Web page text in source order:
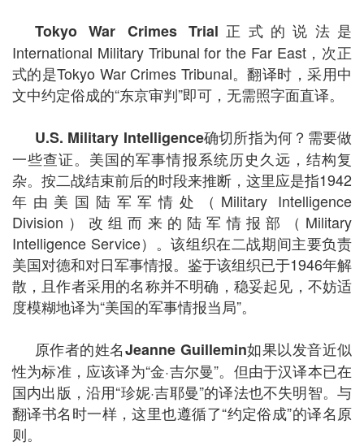
Tokyo War Crimes Trial 正式的说法是
International Military Tribunal for the Far East，次正
式的是Tokyo War Crimes Tribunal。翻译时，采用中
文中约定俗成的“东京审判”即可，无需照字面直译。
U.S. Military Intelligence确切所指为何？需要做
一些查证。美国的军事情报系统历史久远，结构复
杂。按二战结束前后的时段来推断，这里应是指1942
年由美国陆军军情处（Military Intelligence
Division）改组而来的陆军情报部（Military
Intelligence Service）。该组织在二战期间主要负责
美国对德和对日军事情报。鉴于该组织已于1946年解
散，且作者采用的名称并不明确，稳妥起见，不妨适
度模糊地译为“美国的军事情报当局”。
原作者的姓名Jeanne Guillemin如果以发音近似
性为标准，应该译为“金·吉尔曼”。但由于汉译本已在
国内出版，沿用“珍妮·吉耶曼”的译法也不失明智。与
翻译书名时一样，这里也遵循了“约定俗成”的译名原
则。